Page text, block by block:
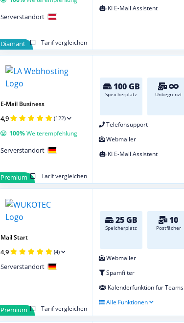
KI E-Mail Assistent
Diamant Tarif vergleichen
Serverstandort
100 GB
Speicherplatz Unbegrenzt
Telefonsupport
Webmailer
KI E-Mail Assistent
Premium Tarif vergleichen
E-Mail Business
4,9 (122)
100%Weiterempfehlung
Serverstandort
25 GB
Speicherplatz
10
Postfächer
Webmailer
Spamfilter
Kalenderfunktion für Teams
Alle Funktionen
Premium
Tarif vergleichen
Mail Start
4,9 (4)
Serverstandort